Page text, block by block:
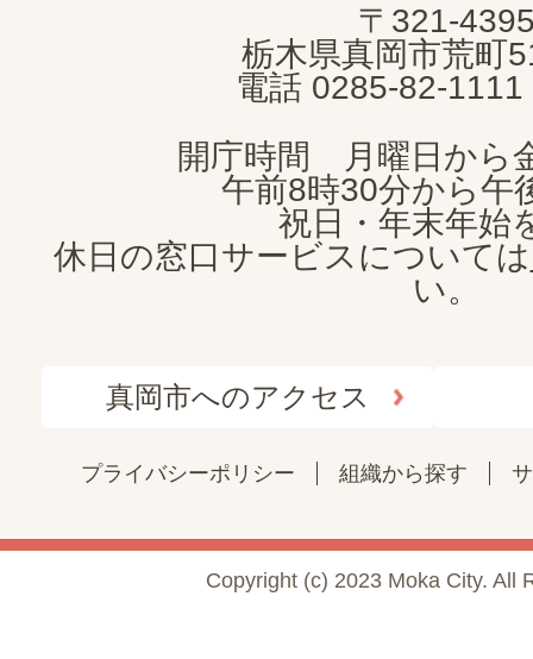
CITY
〒321-
栃木県真岡市荒町
電話 0285-82-1111
開庁時間 月曜日から
午前8時30分から午
祝日・年末年始
休日の窓口サービスについては
い。
真岡市へのアクセス
プライバシーポリシー 組織から探す
Copyright (c) 2023 Moka City. All